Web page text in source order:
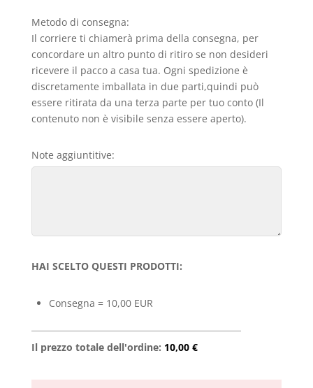
Metodo di consegna:
Il corriere ti chiamerà prima della consegna, per
concordare un altro punto di ritiro se non desideri
ricevere il pacco a casa tua. Ogni spedizione è
discretamente imballata in due parti,quindi può
essere ritirata da una terza parte per tuo conto (Il
contenuto non è visibile senza essere aperto).
Note aggiuntitive:
HAI SCELTO QUESTI PRODOTTI:
Consegna = 10,00 EUR
Il prezzo totale dell'ordine: 10,00 €